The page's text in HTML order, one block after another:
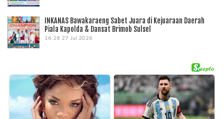
INKANAS Bawakaraeng Sabet Juara di Kejuaraan Daerah
Piala Kapolda & Dansat Brimob Sulsel
16:28 27 Jul 2026